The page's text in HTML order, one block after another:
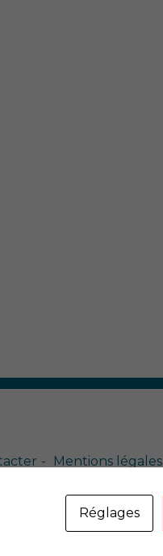
Mentions légales
Neftis
Réglages